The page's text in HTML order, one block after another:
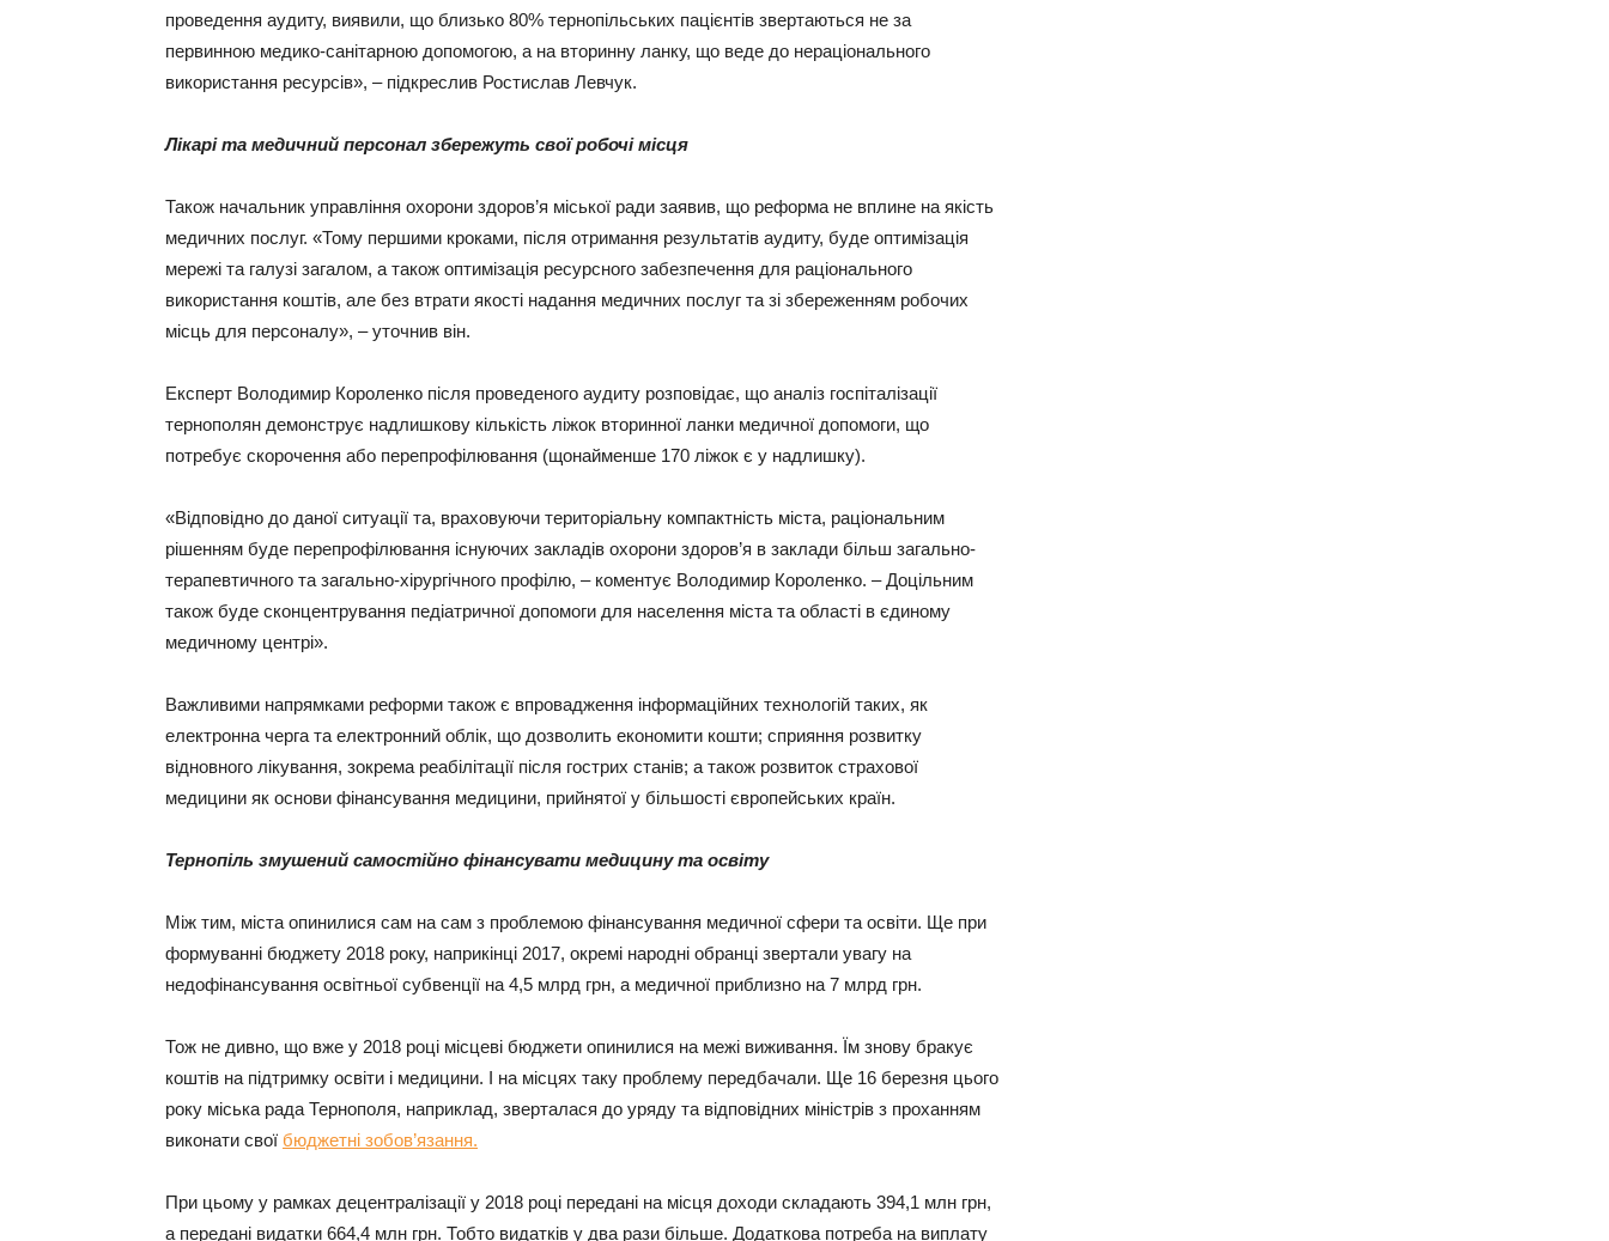
проведення аудиту, виявили, що близько 80% тернопільських пацієнтів звертаються не за
первинною медико-санітарною допомогою, а на вторинну ланку, що веде до нераціонального
використання ресурсів», – підкреслив Ростислав Левчук.
Лікарі та медичний персонал збережуть свої робочі місця
Також начальник управління охорони здоров’я міської ради заявив, що реформа не вплине на якість
медичних послуг. «Тому першими кроками, після отримання результатів аудиту, буде оптимізація
мережі та галузі загалом, а також оптимізація ресурсного забезпечення для раціонального
використання коштів, але без втрати якості надання медичних послуг та зі збереженням робочих
місць для персоналу», – уточнив він.
Експерт Володимир Короленко після проведеного аудиту розповідає, що аналіз госпіталізації
тернополян демонструє надлишкову кількість ліжок вторинної ланки медичної допомоги, що
потребує скорочення або перепрофілювання (щонайменше 170 ліжок є у надлишку).
«Відповідно до даної ситуації та, враховуючи територіальну компактність міста, раціональним
рішенням буде перепрофілювання існуючих закладів охорони здоров’я в заклади більш загально-
терапевтичного та загально-хірургічного профілю, – коментує Володимир Короленко. – Доцільним
також буде сконцентрування педіатричної допомоги для населення міста та області в єдиному
медичному центрі».
Важливими напрямками реформи також є впровадження інформаційних технологій таких, як
електронна черга та електронний облік, що дозволить економити кошти; сприяння розвитку
відновного лікування, зокрема реабілітації після гострих станів; а також розвиток страхової
медицини як основи фінансування медицини, прийнятої у більшості європейських країн.
Тернопіль змушений самостійно фінансувати медицину та освіту
Між тим, міста опинилися сам на сам з проблемою фінансування медичної сфери та освіти. Ще при
формуванні бюджету 2018 року, наприкінці 2017, окремі народні обранці звертали увагу на
недофінансування освітньої субвенції на 4,5 млрд грн, а медичної приблизно на 7 млрд грн.
Тож не дивно, що вже у 2018 році місцеві бюджети опинилися на межі виживання. Їм знову бракує
коштів на підтримку освіти і медицини. І на місцях таку проблему передбачали. Ще 16 березня цього
року міська рада Тернополя, наприклад, зверталася до уряду та відповідних міністрів з проханням
виконати свої бюджетні зобов’язання.
При цьому у рамках децентралізації у 2018 році передані на місця доходи складають 394,1 млн грн,
а передані видатки 664,4 млн грн. Тобто видатків у два рази більше. Додаткова потреба на виплату